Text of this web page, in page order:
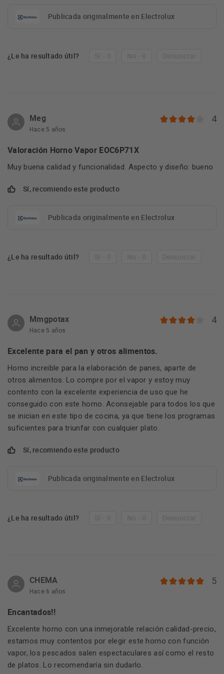
Publicada originalmente en Electrolux
¿Le ha resultado útil?
Meg
Hace 5 años
4
Valoración Horno Vapor EOC6P71X
Muy buena calidad y funcionalidad. Aspecto y diseño: bueno
Sí, recomiendo este producto
Publicada originalmente en Electrolux
¿Le ha resultado útil?
Mmgpotax
Hace 5 años
4
Excelente para el pan y otros alimentos.
Horno increible para la elaboración de panes, aparte de
otros alimentos. Lo compre por el vapor y estoy muy
contento con la excelente experiencia de uso que he
conseguido con este horno. Aconsejable para todos los que
se inician en este tipo de cocina, ya que tiene los programas
suficientes para triunfar con cualquier plato.
Sí, recomiendo este producto
Publicada originalmente en Electrolux
¿Le ha resultado útil?
CHEMA
Hace 6 años
5
Encantados!!
Excelente horno con una inmejorable relación calidad-precio,
estamos muy contentos por elegir este horno con función
vapor, los pescados salen espectaculares así como el resto
de platos. Lo recomendaría sin dudarlo.